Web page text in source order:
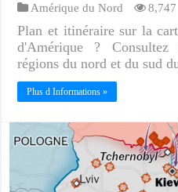
Amérique du Nord 8,747
Plan et itinéraire sur la
d'Amérique ?
régions du nord et du sud
Plus d Informations »